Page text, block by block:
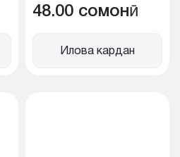
48.00 сомонӣ
Илова кардан